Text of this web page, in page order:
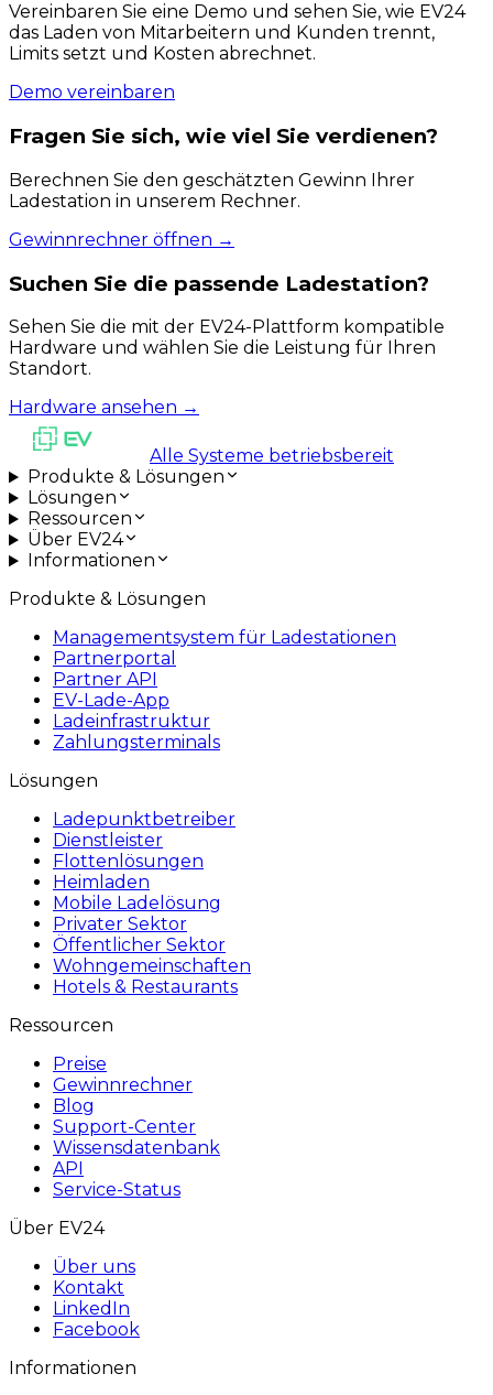
Vereinbaren Sie eine Demo und sehen Sie, wie EV24
das Laden von Mitarbeitern und Kunden trennt,
Limits setzt und Kosten abrechnet.
Demo vereinbaren
Fragen Sie sich, wie viel Sie verdienen?
Berechnen Sie den geschätzten Gewinn Ihrer
Ladestation in unserem Rechner.
Gewinnrechner öffnen →
Suchen Sie die passende Ladestation?
Sehen Sie die mit der EV24-Plattform kompatible
Hardware und wählen Sie die Leistung für Ihren
Standort.
Hardware ansehen →
Alle Systeme betriebsbereit
Produkte & Lösungen
Lösungen
Ressourcen
Über EV24
Informationen
Produkte & Lösungen
Managementsystem für Ladestationen
Partnerportal
Partner API
EV-Lade-App
Ladeinfrastruktur
Zahlungsterminals
Lösungen
Ladepunktbetreiber
Dienstleister
Flottenlösungen
Heimladen
Mobile Ladelösung
Privater Sektor
Öffentlicher Sektor
Wohngemeinschaften
Hotels & Restaurants
Ressourcen
Preise
Gewinnrechner
Blog
Support-Center
Wissensdatenbank
API
Service-Status
Über EV24
Über uns
Kontakt
LinkedIn
Facebook
Informationen